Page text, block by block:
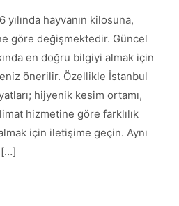
hayvanın kilosuna,
göre değişmektedir. Güncel
en doğru bilgiyi almak için
önerilir. Özellikle İstanbul
hijyenik kesim ortamı,
hizmetine göre farklılık
için iletişime geçin. Aynı
[…]